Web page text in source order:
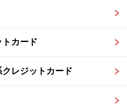
カード
レジットカード